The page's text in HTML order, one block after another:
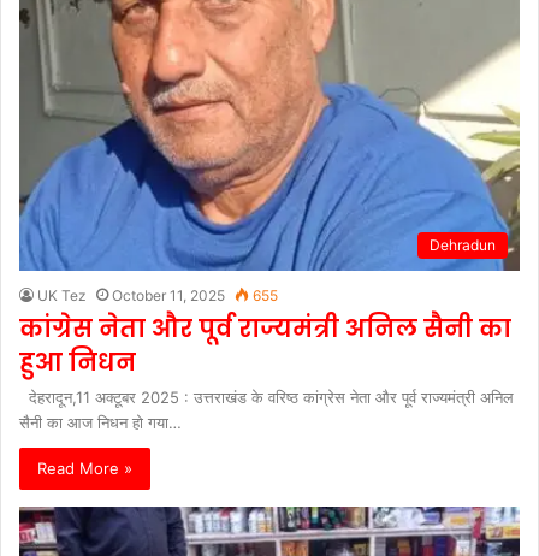
Dehradun
UK Tez October 11, 2025 655
कांग्रेस नेता और पूर्व राज्यमंत्री अनिल सैनी का
हुआ निधन
देहरादून,11 अक्टूबर 2025 : उत्तराखंड के वरिष्ठ कांग्रेस नेता और पूर्व राज्यमंत्री अनिल
सैनी का आज निधन हो गया…
Read More »